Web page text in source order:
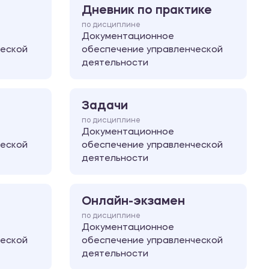
Дневник по практике
по дисциплине
Документационное
обеспечение управленческой
деятельности
Задачи
по дисциплине
Документационное
обеспечение управленческой
деятельности
Онлайн-экзамен
по дисциплине
Документационное
обеспечение управленческой
деятельности